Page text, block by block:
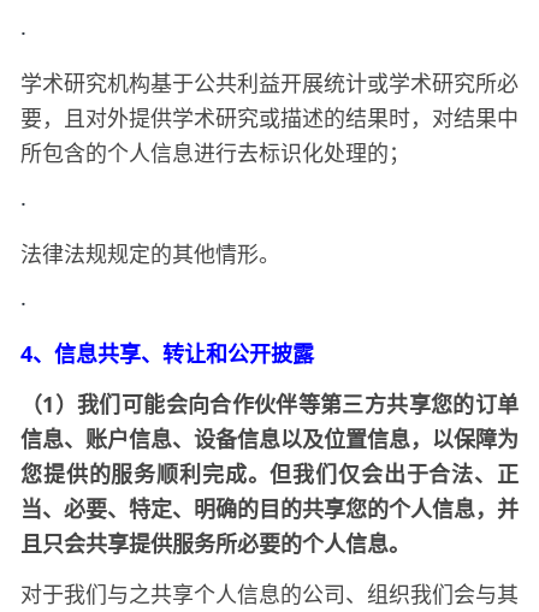
·
学术研究机构基于公共利益开展统计或学术研究所必
要，且对外提供学术研究或描述的结果时，对结果中
所包含的个人信息进行去标识化处理的；
·
法律法规规定的其他情形。
·
4、信息共享、转让和公开披露
（1）我们可能会向合作伙伴等第三方共享您的订单
信息、账户信息、设备信息以及位置信息，以保障为
您提供的服务顺利完成。但我们仅会出于合法、正
当、必要、特定、明确的目的共享您的个人信息，并
且只会共享提供服务所必要的个人信息。
对于我们与之共享个人信息的公司、组织我们会与其